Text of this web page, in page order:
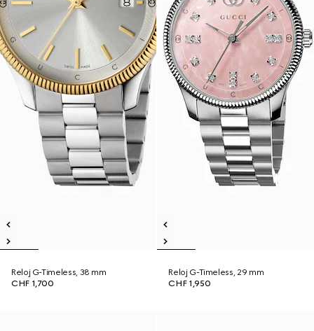
Reloj G-Timeless, 38 mm
CHF 1,700
Reloj G-Timeless, 29 mm
CHF 1,950